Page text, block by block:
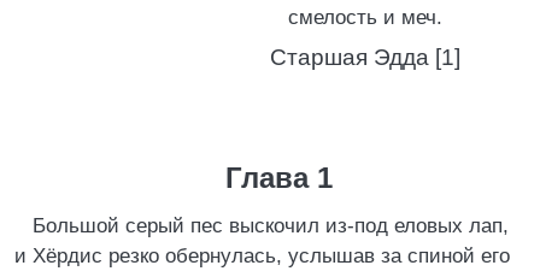
смелость и меч.
Старшая Эдда [1]
Глава 1
Большой серый пес выскочил из-под еловых лап,
и Хёрдис резко обернулась, услышав за спиной его